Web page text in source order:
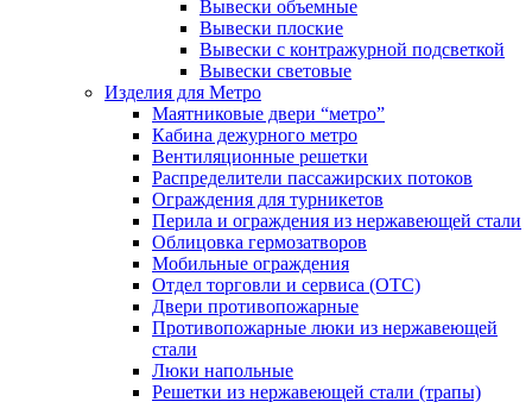
Вывески объемные
Вывески плоские
Вывески с контражурной подсветкой
Вывески световые
Изделия для Метро
Маятниковые двери “метро”
Кабина дежурного метро
Вентиляционные решетки
Распределители пассажирских потоков
Ограждения для турникетов
Перила и ограждения из нержавеющей стали
Облицовка гермозатворов
Мобильные ограждения
Отдел торговли и сервиса (ОТС)
Двери противопожарные
Противопожарные люки из нержавеющей
стали
Люки напольные
Решетки из нержавеющей стали (трапы)